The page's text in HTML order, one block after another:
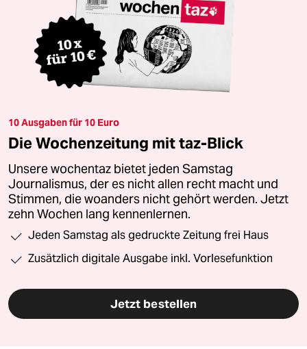
10 Ausgaben für 10 Euro
Die Wochenzeitung mit taz-Blick
Unsere wochentaz bietet jeden Samstag
Journalismus, der es nicht allen recht macht und
Stimmen, die woanders nicht gehört werden. Jetzt
zehn Wochen lang kennenlernen.
Jeden Samstag als gedruckte Zeitung frei Haus
Zusätzlich digitale Ausgabe inkl. Vorlesefunktion
Jetzt bestellen